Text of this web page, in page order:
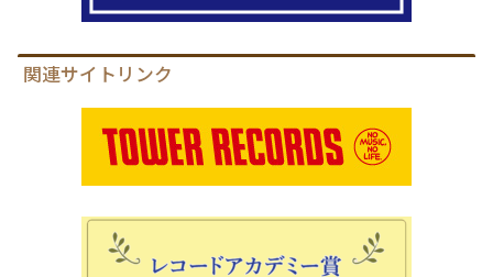
関連サイトリンク